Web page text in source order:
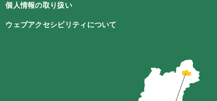
個人情報の取り扱い
ウェブアクセシビリティについて